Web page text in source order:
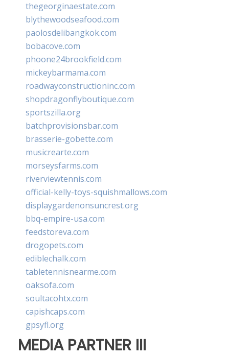
thegeorginaestate.com
blythewoodseafood.com
paolosdelibangkok.com
bobacove.com
phoone24brookfield.com
mickeybarmama.com
roadwayconstructioninc.com
shopdragonflyboutique.com
sportszilla.org
batchprovisionsbar.com
brasserie-gobette.com
musicrearte.com
morseysfarms.com
riverviewtennis.com
official-kelly-toys-squishmallows.com
displaygardenonsuncrest.org
bbq-empire-usa.com
feedstoreva.com
drogopets.com
ediblechalk.com
tabletennisnearme.com
oaksofa.com
soultacohtx.com
capishcaps.com
gpsyfl.org
MEDIA PARTNER III